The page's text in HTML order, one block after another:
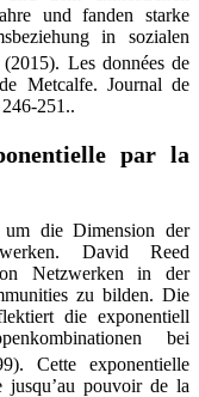
und fanden starke
in sozialen
Les données de
Metcalfe. Journal de
251..
par la
um die Dimension der
David Reed
Netzwerken in der
zu bilden. Die
die exponentiell
bei
Cette exponentielle
pouvoir de la